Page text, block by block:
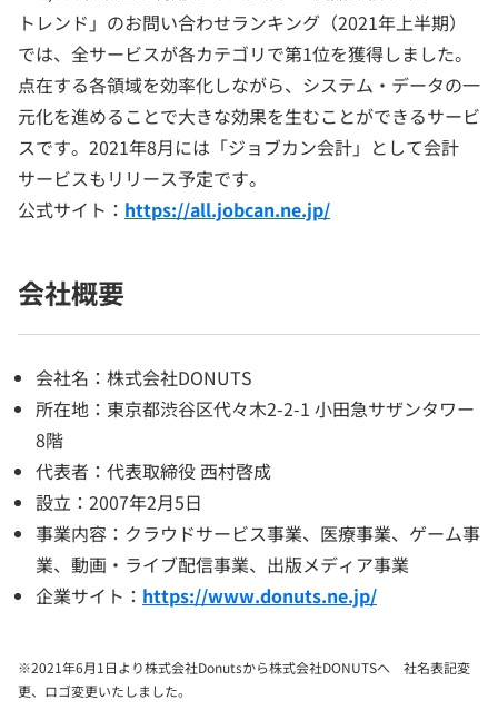
トレンド」のお問い合わせランキング（2021年上半期）
では、全サービスが各カテゴリで第1位を獲得しました。
点在する各領域を効率化しながら、システム・データの一
元化を進めることで大きな効果を生むことができるサービ
スです。2021年8月には「ジョブカン会計」として会計
サービスもリリース予定です。
公式サイト： https://all.jobcan.ne.jp/
会社概要
会社名：株式会社DONUTS
所在地：東京都渋谷区代々木2-2-1 小田急サザンタワー
8階
代表者：代表取締役 西村啓成
設立：2007年2月5日
事業内容：クラウドサービス事業、医療事業、ゲーム事
業、動画・ライブ配信事業、出版メディア事業
企業サイト： https://www.donuts.ne.jp/
※2021年6月1日より株式会社Donutsから株式会社DONUTSへ 社名表記変
更、ロゴ変更いたしました。